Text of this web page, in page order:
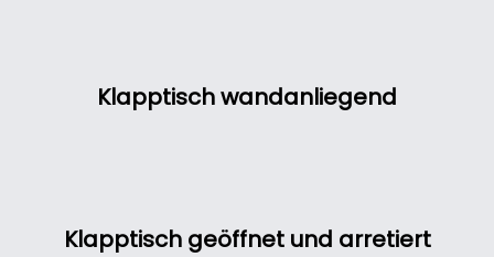
Klapptisch wandanliegend
Klapptisch geöffnet und arretiert